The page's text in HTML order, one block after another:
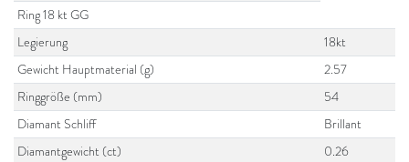
Ring 18 kt GG
Legierung
18kt
Gewicht Hauptmaterial (g)
2.57
Ringgröße (mm)
54
Diamant Schliff
Brillant
Diamantgewicht (ct)
0.26